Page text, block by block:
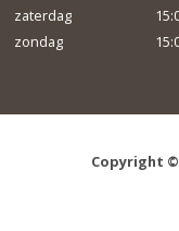
zaterdag
zondag
Copyright